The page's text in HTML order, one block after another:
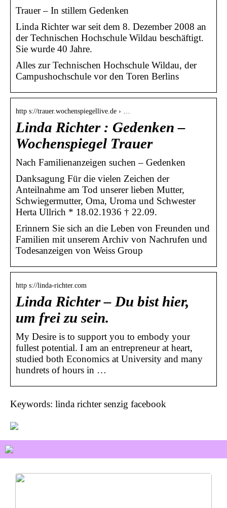
Trauer – In stillem Gedenken
Linda Richter war seit dem 8. Dezember 2008 an
der Technischen Hochschule Wildau beschäftigt.
Sie wurde 40 Jahre.
Alles zur Technischen Hochschule Wildau, der
Campushochschule vor den Toren Berlins
http s://trauer.wochenspiegellive.de › …
Linda Richter : Gedenken –
Wochenspiegel Trauer
Nach Familienanzeigen suchen – Gedenken
Danksagung Für die vielen Zeichen der
Anteilnahme am Tod unserer lieben Mutter,
Schwiegermutter, Oma, Uroma und Schwester
Herta Ullrich * 18.02.1936 † 22.09.
Erinnern Sie sich an die Leben von Freunden und
Familien mit unserem Archiv von Nachrufen und
Todesanzeigen von Weiss Group
http s://linda-richter.com
Linda Richter – Du bist hier,
um frei zu sein.
My Desire is to support you to embody your
fullest potential. I am an entrepreneur at heart,
studied both Economics at University and many
hundrets of hours in …
Keywords: linda richter senzig facebook